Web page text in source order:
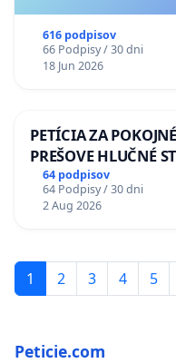
616 podpisov
66 Podpisy / 30 dni
18 Jun 2026
PETÍCIA ZA
PREŠOVE HLUČNÉ
LEN OD 9.00 DO
TÝŽDEŇ CIEĽ 8.00 –
KONTROLA STAVBY
64 podpisov
64 Podpisy / 30 dni
2 Aug 2026
1 2 3 4 5
Peticie.com